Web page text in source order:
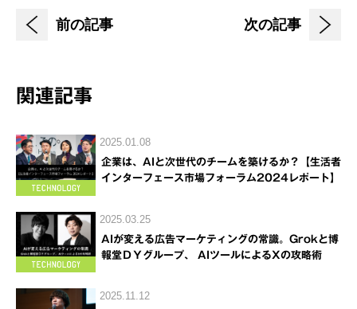
前の記事 次の記事
関連記事
2025.01.08
企業は、AIと次世代のチームを築けるか？【生活者
インターフェース市場フォーラム2024レポート】
2025.03.25
AIが変える広告マーケティングの常識。Grokと博
報堂ＤＹグループ、 AIツールによるXの攻略術
2025.11.12